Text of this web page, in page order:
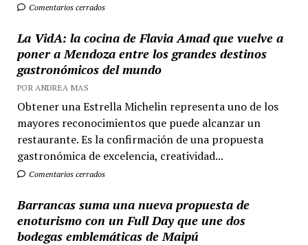
Comentarios cerrados
La VidA: la cocina de Flavia Amad que vuelve a
poner a Mendoza entre los grandes destinos
gastronómicos del mundo
POR ANDREA MAS
Obtener una Estrella Michelin representa uno de los
mayores reconocimientos que puede alcanzar un
restaurante. Es la confirmación de una propuesta
gastronómica de excelencia, creatividad...
Comentarios cerrados
Barrancas suma una nueva propuesta de
enoturismo con un Full Day que une dos
bodegas emblemáticas de Maipú